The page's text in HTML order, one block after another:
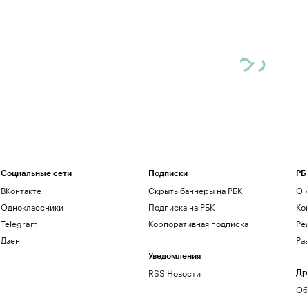
Социальные сети
ВКонтакте
Одноклассники
Telegram
Дзен
Подписки
Скрыть баннеры на РБК
Подписка на РБК
Корпоративная подписка
Уведомления
RSS Новости
О